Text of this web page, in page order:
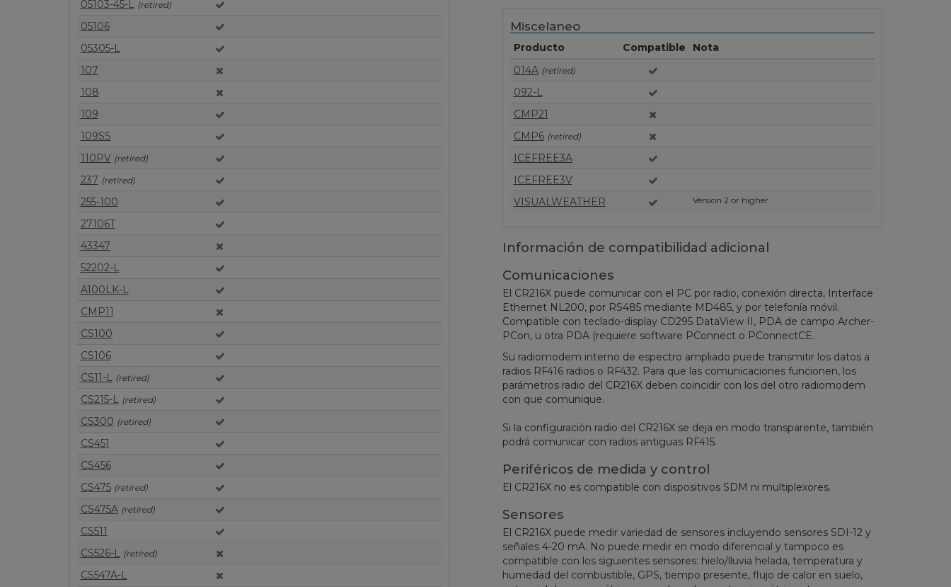
05103-45-L (retired)
05106
05305-L
107
108
109
109SS
110PV (retired)
237 (retired)
255-100
27106T
43347
52202-L
A100LK-L
CMP11
CS100
CS106
CS11-L (retired)
CS215-L (retired)
CS300 (retired)
CS451
CS456
CS475 (retired)
CS475A (retired)
CS511
CS526-L (retired)
CS547A-L
Miscelaneo
Producto Compatible
Nota
014A (retired)
092-L
CMP21
CMP6 (retired)
ICEFREE3A
ICEFREE3V
VISUALWEATHER
Version 2 or higher
Información de compatibilidad adicional
Comunicaciones
El CR216X puede comunicar con el PC por radio, conexión directa, Interface
Ethernet NL200, por RS485 mediante MD485, y por telefonía móvil.
Compatible con teclado-display CD295 DataView II, PDA de campo Archer-
PCon, u otra PDA (requiere software PConnect o PConnectCE.
Su radiomodem interno de espectro ampliado puede transmitir los datos a
radios RF416 radios o RF432. Para que las comunicaciones funcionen, los
parámetros radio del CR216X deben coincidir con los del otro radiomodem
con que comunique.
Si la configuración radio del CR216X se deja en modo transparente, también
podrá comunicar con radios antiguas RF415.
Periféricos de medida y control
El CR216X no es compatible con dispositivos SDM ni multiplexores.
Sensores
El CR216X puede medir variedad de sensores incluyendo sensores SDI-12 y
señales 4-20 mA. No puede medir en modo diferencial y tampoco es
compatible con los siguientes sensores: hielo/lluvia helada, temperatura y
humedad del combustible, GPS, tiempo presente, flujo de calor en suelo,